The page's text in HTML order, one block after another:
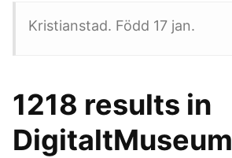
Kristianstad. Född 17 jan.
1218 results in
DigitaltMuseum